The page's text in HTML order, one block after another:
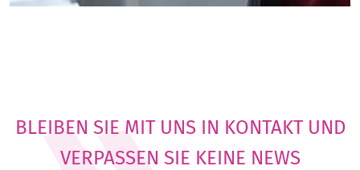
BLEIBEN SIE MIT UNS IN KONTAKT UND
VERPASSEN SIE KEINE NEWS